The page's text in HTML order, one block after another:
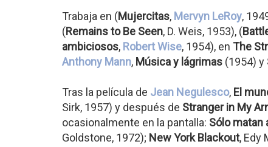
Trabaja en (Mujercitas, Mervyn LeRoy,
(Remains to Be Seen, D. Weis, 1953), (
ambiciosos, Robert Wise, 1954), en The
Anthony Mann, Música y lágrimas (1954) y
Tras la película de Jean Negulesco, El
Sirk, 1957) y después de Stranger in My
ocasionalmente en la pantalla: Sólo matan
Goldstone, 1972); New York Blackout, Edy